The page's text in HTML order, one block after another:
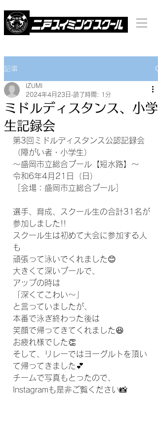
記事
ミドルディスタンス、小学
生記録会
IZUMI
2024年4月23日 読了時間: 1分
第3回ミドルディスタンス公認記録会
（障がい者・小学生）
～盛岡市立総合プール【短水路】～
令和6年4月21日（日）
［会場：盛岡市立総合プール］
選手、育成、スクール生の合計31名が
参加しました!!
スクール生は初めて大会に参加する人
も
頑張って泳いでくれました😊
大きくて深いプールで、
アップの時は
「深くてこわい～」
と言っていましたが、
本番で泳ぎ終わった後は
笑顔で帰ってきてくれました😆
お疲れ様でした👏
そして、リレーではヨーグルトを頂い
て帰ってきました💕
チームで写真もとったので、
Instagramも是非ご覧ください📸